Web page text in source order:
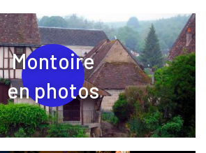
Montoire
en photos